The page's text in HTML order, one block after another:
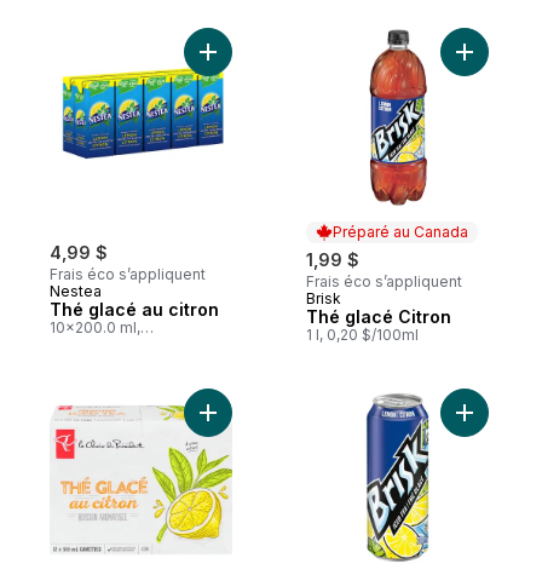
4,99 $
Frais éco s’appliquent
Nestea
Thé glacé au citron
10x200.0 ml,
Ajouter Thé glacé au citron au panier
Préparé au Canada
1,99 $
Frais éco s’appliquent
Préparé au Canada
Brisk
Thé glacé Citron
1 l, 0,20 $/100ml
Ajouter
Ajouter